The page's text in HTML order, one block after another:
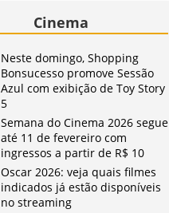
Cinema
Neste domingo, Shopping
Bonsucesso promove Sessão
Azul com exibição de Toy Story
5
Semana do Cinema 2026 segue
até 11 de fevereiro com
ingressos a partir de R$ 10
Oscar 2026: veja quais filmes
indicados já estão disponíveis
no streaming